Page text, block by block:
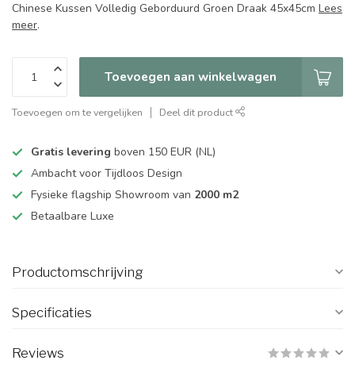
Chinese Kussen Volledig Geborduurd Groen Draak 45x45cm Lees
meer.
Toevoegen aan winkelwagen
Toevoegen om te vergelijken Deel dit product
Gratis levering boven 150 EUR (NL)
Ambacht voor Tijdloos Design
Fysieke flagship Showroom van 2000 m2
Betaalbare Luxe
Productomschrijving
Specificaties
Reviews